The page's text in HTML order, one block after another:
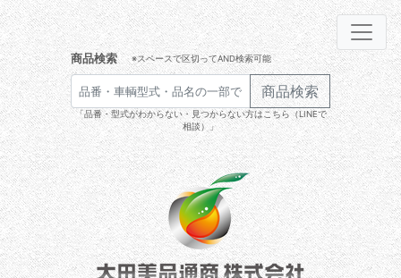
商品検索 ※スペースで区切ってAND検索可能
商品検索
「品番・型式がわからない・見つからない方はこちら（LINEで
相談）」